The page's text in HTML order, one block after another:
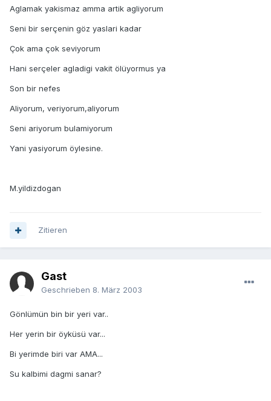
Aglamak yakismaz amma artik agliyorum
Seni bir serçenin göz yaslari kadar
Çok ama çok seviyorum
Hani serçeler agladigi vakit ölüyormus ya
Son bir nefes
Aliyorum, veriyorum,aliyorum
Seni ariyorum bulamiyorum
Yani yasiyorum öylesine.
M.yildizdogan
Zitieren
Gast
Geschrieben 8. März 2003
Gönlümün bin bir yeri var..
Her yerin bir öyküsü var...
Bi yerimde biri var AMA...
Su kalbimi dagmi sanar?